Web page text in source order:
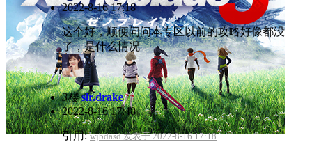
2022-8-16 17:18
这个好，顺便问问本专区以前的攻略好像都没
了，是什么情况
3楼 sir.drake
2022-8-16 17:48
引用:wjbdasd 发表于 2022-8-16 17:18